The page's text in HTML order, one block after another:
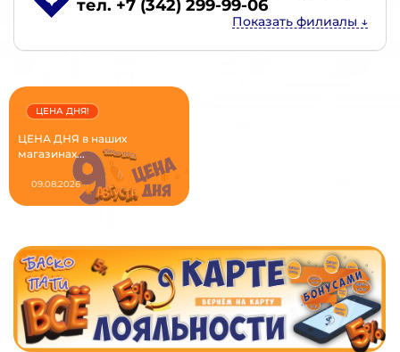
тел. +7 (342) 299-99-06
ЦЕНА ДНЯ в наших
магазинах...
ЦЕНА ДНЯ!
09.08.2026